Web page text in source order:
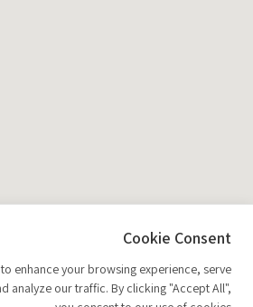
Cookie Consent
enhance your browsing experience, serve
analyze our traffic. By clicking "Accept All",